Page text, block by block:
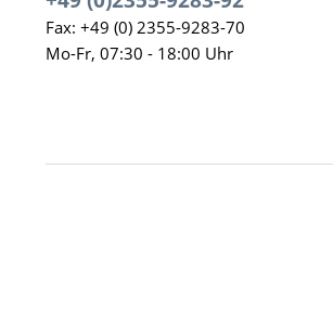
Fax: +49 (0) 2355-9283-70
Mo-Fr, 07:30 - 18:00 Uhr